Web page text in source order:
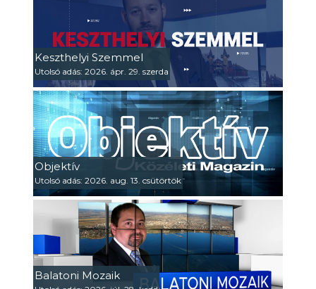
Keszthelyi Szemmel
Utolsó adás: 2026. ápr. 29. szerda
Objektív
Utolsó adás: 2026. aug. 13. csütörtök
Balatoni Mozaik